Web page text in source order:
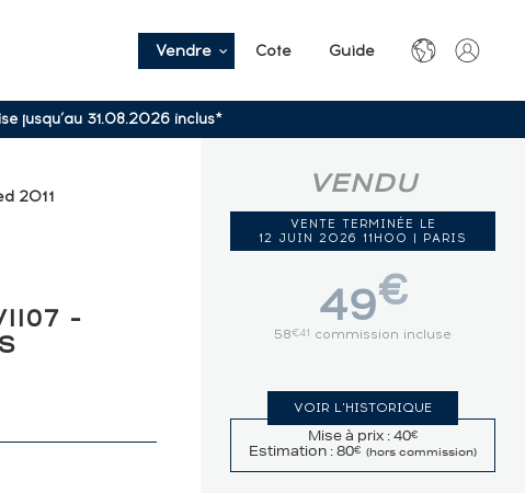
Vendre Cote Guide
jusqu’au 31.08.2026 inclus*
2011
-
VENDU
VENTE TERMINÉE LE
12 JUIN 2026 11H00 | PARIS
49€
58€41 commission incluse
VOIR L'HISTORIQUE
Mise à prix : 40€
Estimation : 80€ (hors commission)